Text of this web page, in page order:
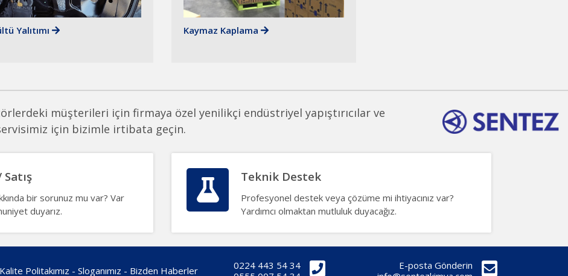
Yalıtımı Kaymaz Kaplama
müşterileri için firmaya özel yenilikçi endüstriyel yapıştırıcılar ve
için bizimle irtibata geçin.
bir sorunuz mu var? Var
duyarız.
Teknik Destek
Profesyonel destek veya çözüme mi ihtiyacınız var?
Yardımcı olmaktan mutluluk duyacağız.
Kalite Politakımız - Sloganımız - Bizden Haberler
0224 443 54 34
E-posta Gönderin